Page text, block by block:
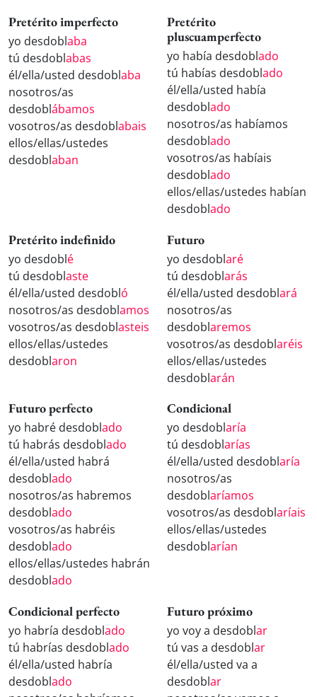
Pretérito imperfecto
yo desdoblaba
tú desdoblabas
él/ella/usted desdoblaba
nosotros/as
desdoblábamos
vosotros/as desdoblabais
ellos/ellas/ustedes
desdoblaban
Pretérito
pluscuamperfecto
yo había desdoblado
tú habías desdoblado
él/ella/usted había
desdoblado
nosotros/as habíamos
desdoblado
vosotros/as habíais
desdoblado
ellos/ellas/ustedes habían
desdoblado
Pretérito indefinido
yo desdoblé
tú desdoblaste
él/ella/usted desdobló
nosotros/as desdoblamos
vosotros/as desdoblasteis
ellos/ellas/ustedes
desdoblaron
Futuro
yo desdoblaré
tú desdoblarás
él/ella/usted desdoblará
nosotros/as
desdoblaremos
vosotros/as desdoblaréis
ellos/ellas/ustedes
desdoblarán
Futuro perfecto
yo habré desdoblado
tú habrás desdoblado
él/ella/usted habrá
desdoblado
nosotros/as habremos
desdoblado
vosotros/as habréis
desdoblado
ellos/ellas/ustedes habrán
desdoblado
Condicional
yo desdoblaría
tú desdoblarías
él/ella/usted desdoblaría
nosotros/as
desdoblaríamos
vosotros/as desdoblaríais
ellos/ellas/ustedes
desdoblarían
Condicional perfecto
yo habría desdoblado
tú habrías desdoblado
él/ella/usted habría
desdoblado
Futuro próximo
yo voy a desdoblar
tú vas a desdoblar
él/ella/usted va a
desdoblar